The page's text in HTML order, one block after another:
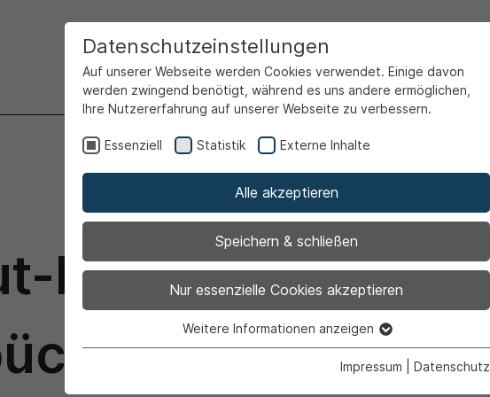
Rückgabe in der
Datenschutzeinstellungen
Auf unserer Webseite werden Cookies verwendet. Einige davon
werden zwingend benötigt, während es uns andere ermöglichen,
Ihre Nutzererfahrung auf unserer Webseite zu verbessern.
Essenziell Statistik Externe Inhalte
Alle akzeptieren
Speichern & schließen
Nur essenzielle Cookies akzeptieren
Essenzielle Cookies werden für grundlegende Funktionen der
Weitere Informationen anzeigen
Impressum Datenschutz